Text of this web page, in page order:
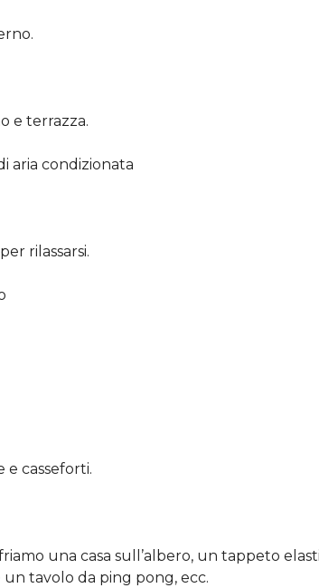
e terrazza.
aria condizionata
rilassarsi.
e casseforti.
una casa sull’albero, un tappeto
tavolo da ping pong, ecc.